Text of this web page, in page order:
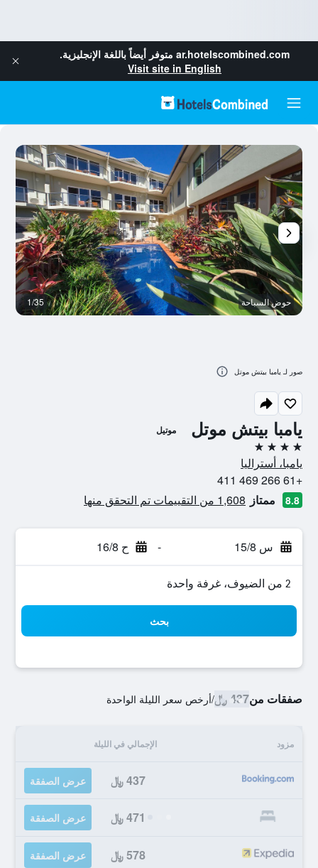
ar.hotelscombined.com متوفر أيضاً باللغة الإنجليزية.
Visit site in English
يامبا بيتش موتل موتيل
4 نجوم
يامبا، أستراليا
+61 266 469 411
8.8 ممتاز 1,608 من التقييمات تم التحقق منها
س 15/8 - ح 16/8
2 من الضيوف، غرفة واحدة
بحث
صفقات من437 ﷼ /أرخص سعر الليلة الواحدة
مزود الإجمالي في الليلة
437 ﷼ عرض الصفقة
471 ﷼ عرض الصفقة
578 ﷼ عرض الصفقة
حوض السباحة 1/35
صور لـ يامبا بيتش موتل